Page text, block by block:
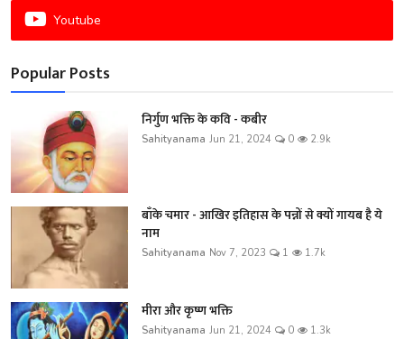
Youtube
Popular Posts
निर्गुण भक्ति के कवि - कबीर
Sahityanama Jun 21, 2024 0 2.9k
बाँके चमार - आखिर इतिहास के पन्नों से क्यों गायब है ये
नाम
Sahityanama Nov 7, 2023 1 1.7k
मीरा और कृष्ण भक्ति
Sahityanama Jun 21, 2024 0 1.3k